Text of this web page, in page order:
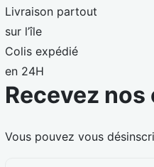
Livraison partout
sur l’île
Colis expédié
en 24H
Recevez
Vous pouvez vous